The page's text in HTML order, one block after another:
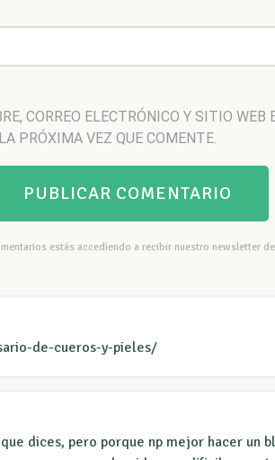
CORREO ELECTRÓNICO Y SITIO WEB
PRÓXIMA VEZ QUE COMENTE.
estás accediendo a recibir nuestro newsletter
de-cueros-y-pieles/
dices, pero porque np mejor hacer un